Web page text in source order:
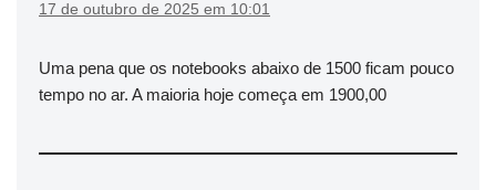
17 de outubro de 2025 em 10:01
Uma pena que os notebooks abaixo de 1500 ficam pouco
tempo no ar. A maioria hoje começa em 1900,00